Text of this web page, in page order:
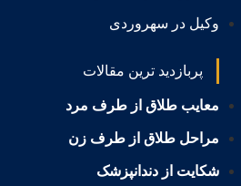
وکیل در سهروردی
پربازدید ترین مقالات
معایب طلاق از طرف مرد
مراحل طلاق از طرف زن
شکایت از دندانپزشک